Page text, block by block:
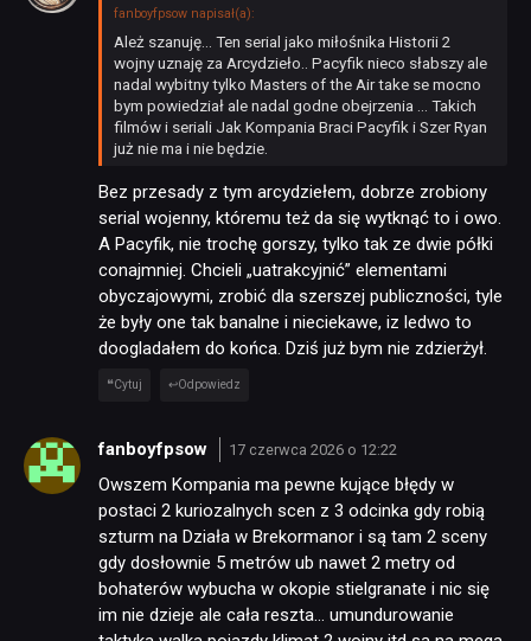
RETRO
TECHNOLOGIE
JUŻ GRALIŚMY
SKLEP
fanboyfpsow napisał(a):
Ależ szanuję… Ten serial jako miłośnika Historii 2
wojny uznaję za Arcydzieło.. Pacyfik nieco słabszy ale
nadal wybitny tylko Masters of the Air take se mocno
bym powiedział ale nadal godne obejrzenia … Takich
filmów i seriali Jak Kompania Braci Pacyfik i Szer Ryan
już nie ma i nie będzie.
Bez przesady z tym arcydziełem, dobrze zrobiony
serial wojenny, któremu też da się wytknąć to i owo.
A Pacyfik, nie trochę gorszy, tylko tak ze dwie półki
conajmniej. Chcieli „uatrakcyjnić” elementami
obyczajowymi, zrobić dla szerszej publiczności, tyle
że były one tak banalne i nieciekawe, iz ledwo to
doogladałem do końca. Dziś już bym nie zdzierżył.
Cytuj Odpowiedz
fanboyfpsow 17 czerwca 2026 o 12:22
Owszem Kompania ma pewne kujące błędy w
postaci 2 kuriozalnych scen z 3 odcinka gdy robią
szturm na Działa w Brekormanor i są tam 2 sceny
gdy dosłownie 5 metrów ub nawet 2 metry od
bohaterów wybucha w okopie stielgranate i nic się
im nie dzieje ale cała reszta… umundurowanie